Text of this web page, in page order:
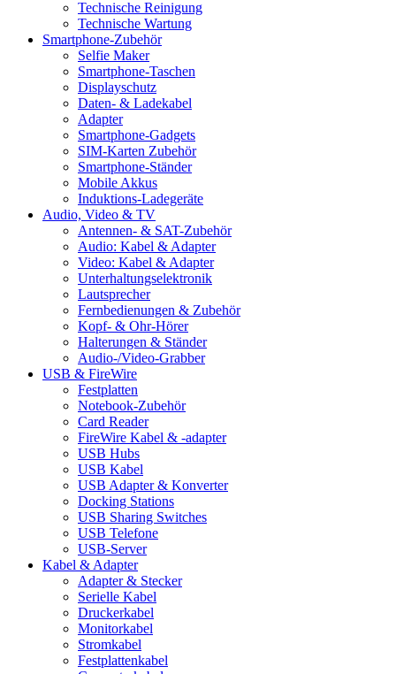
Technische Reinigung
Technische Wartung
Smartphone-Zubehör
Selfie Maker
Smartphone-Taschen
Displayschutz
Daten- & Ladekabel
Adapter
Smartphone-Gadgets
SIM-Karten Zubehör
Smartphone-Ständer
Mobile Akkus
Induktions-Ladegeräte
Audio, Video & TV
Antennen- & SAT-Zubehör
Audio: Kabel & Adapter
Video: Kabel & Adapter
Unterhaltungselektronik
Lautsprecher
Fernbedienungen & Zubehör
Kopf- & Ohr-Hörer
Halterungen & Ständer
Audio-/Video-Grabber
USB & FireWire
Festplatten
Notebook-Zubehör
Card Reader
FireWire Kabel & -adapter
USB Hubs
USB Kabel
USB Adapter & Konverter
Docking Stations
USB Sharing Switches
USB Telefone
USB-Server
Kabel & Adapter
Adapter & Stecker
Serielle Kabel
Druckerkabel
Monitorkabel
Stromkabel
Festplattenkabel